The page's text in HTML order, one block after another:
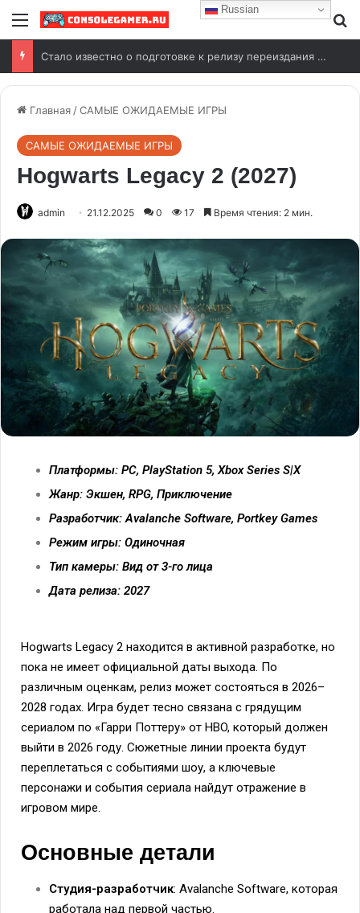
Стало известно о подготовке к релизу переиздания Wolfenstein (2009)
Главная /САМЫЕ ОЖИДАЕМЫЕ ИГРЫ
САМЫЕ ОЖИДАЕМЫЕ ИГРЫ
Hogwarts Legacy 2 (2027)
admin 21.12.2025 0 17 Время чтения: 2 мин.
Платформы: PC, PlayStation 5, Xbox Series S|X
Жанр: Экшен, RPG, Приключение
Разработчик: Avalanche Software, Portkey Games
Режим игры: Одиночная
Тип камеры: Вид от 3-го лица
Дата релиза: 2027
Hogwarts Legacy 2 находится в активной разработке, но
пока не имеет официальной даты выхода. По
различным оценкам, релиз может состояться в 2026–
2028 годах. Игра будет тесно связана с грядущим
сериалом по «Гарри Поттеру» от HBO, который должен
выйти в 2026 году. Сюжетные линии проекта будут
переплетаться с событиями шоу, а ключевые
персонажи и события сериала найдут отражение в
игровом мире.
Основные детали
Студия-разработчик: Avalanche Software, которая
работала над первой частью.
Russian